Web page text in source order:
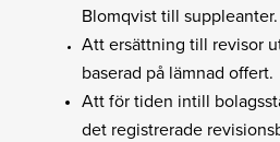
Blomqvist till suppleanter.
Att ersättning till revisor
baserad på lämnad offert.
Att för tiden intill
det registrerade